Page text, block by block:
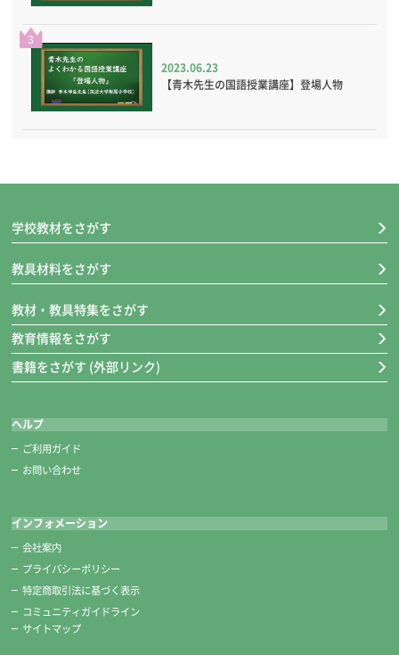
3
2023.06.23
【青木先生の国語授業講座】登場人物
学校教材をさがす
教具材料をさがす
教材・教具特集をさがす
教育情報をさがす
書籍をさがす (外部リンク)
ヘルプ
ご利用ガイド
お問い合わせ
インフォメーション
会社案内
プライバシーポリシー
特定商取引法に基づく表示
コミュニティガイドライン
サイトマップ